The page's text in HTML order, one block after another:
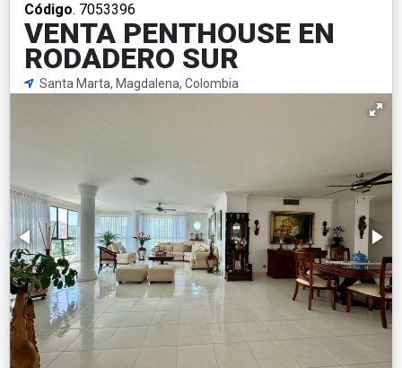
Código. 7053396
VENTA PENTHOUSE EN
RODADERO SUR
Santa Marta, Magdalena, Colombia